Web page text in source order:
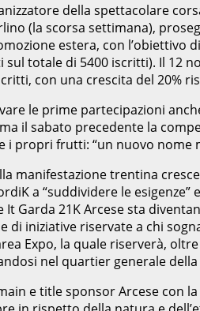
della spettacolare
(la scorsa settimana),
estera, con l’obiettivo
sul totale di 5400 iscritti). Il 12
con una crescita del 20%
le prime partecipazioni
il sabato precedente la
i propri frutti: “un nuovo nome
manifestazione trentina
a “suddividere le
It Garda 21K Arcese sta
di iniziative riservate a chi
Expo, la quale riserverà,
nel quartier generale
e title sponsor Arcese con